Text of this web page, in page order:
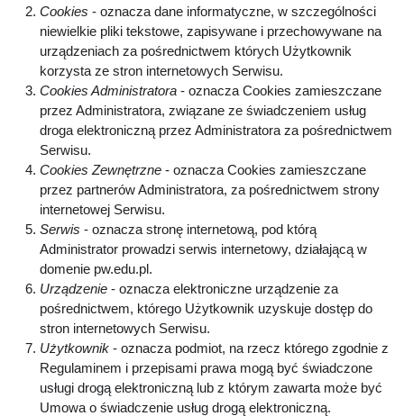
Cookies - oznacza dane informatyczne, w szczególności
niewielkie pliki tekstowe, zapisywane i przechowywane na
urządzeniach za pośrednictwem których Użytkownik
korzysta ze stron internetowych Serwisu.
Cookies Administratora - oznacza Cookies zamieszczane
przez Administratora, związane ze świadczeniem usług
droga elektroniczną przez Administratora za pośrednictwem
Serwisu.
Cookies Zewnętrzne - oznacza Cookies zamieszczane
przez partnerów Administratora, za pośrednictwem strony
internetowej Serwisu.
Serwis - oznacza stronę internetową, pod którą
Administrator prowadzi serwis internetowy, działającą w
domenie pw.edu.pl.
Urządzenie - oznacza elektroniczne urządzenie za
pośrednictwem, którego Użytkownik uzyskuje dostęp do
stron internetowych Serwisu.
Użytkownik - oznacza podmiot, na rzecz którego zgodnie z
Regulaminem i przepisami prawa mogą być świadczone
usługi drogą elektroniczną lub z którym zawarta może być
Umowa o świadczenie usług drogą elektroniczną.